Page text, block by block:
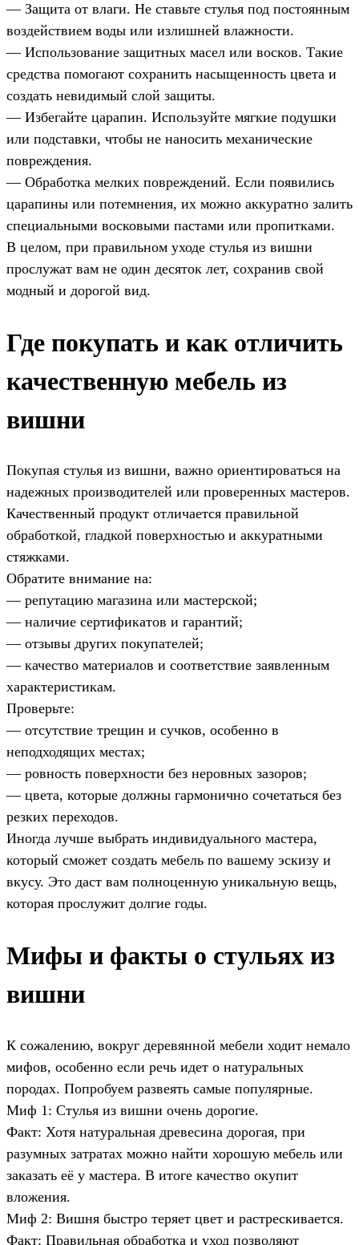
— Защита от влаги. Не ставьте стулья под постоянным
воздействием воды или излишней влажности.
— Использование защитных масел или восков. Такие
средства помогают сохранить насыщенность цвета и
создать невидимый слой защиты.
— Избегайте царапин. Используйте мягкие подушки
или подставки, чтобы не наносить механические
повреждения.
— Обработка мелких повреждений. Если появились
царапины или потемнения, их можно аккуратно залить
специальными восковыми пастами или пропитками.
В целом, при правильном уходе стулья из вишни
прослужат вам не один десяток лет, сохранив свой
модный и дорогой вид.
Где покупать и как отличить
качественную мебель из
вишни
Покупая стулья из вишни, важно ориентироваться на
надежных производителей или проверенных мастеров.
Качественный продукт отличается правильной
обработкой, гладкой поверхностью и аккуратными
стяжками.
Обратите внимание на:
— репутацию магазина или мастерской;
— наличие сертификатов и гарантий;
— отзывы других покупателей;
— качество материалов и соответствие заявленным
характеристикам.
Проверьте:
— отсутствие трещин и сучков, особенно в
неподходящих местах;
— ровность поверхности без неровных зазоров;
— цвета, которые должны гармонично сочетаться без
резких переходов.
Иногда лучше выбрать индивидуального мастера,
который сможет создать мебель по вашему эскизу и
вкусу. Это даст вам полноценную уникальную вещь,
которая прослужит долгие годы.
Мифы и факты о стульях из
вишни
К сожалению, вокруг деревянной мебели ходит немало
мифов, особенно если речь идет о натуральных
породах. Попробуем развеять самые популярные.
Миф 1: Стулья из вишни очень дорогие.
Факт: Хотя натуральная древесина дорогая, при
разумных затратах можно найти хорошую мебель или
заказать её у мастера. В итоге качество окупит
вложения.
Миф 2: Вишня быстро теряет цвет и растрескивается.
Факт: Правильная обработка и уход позволяют